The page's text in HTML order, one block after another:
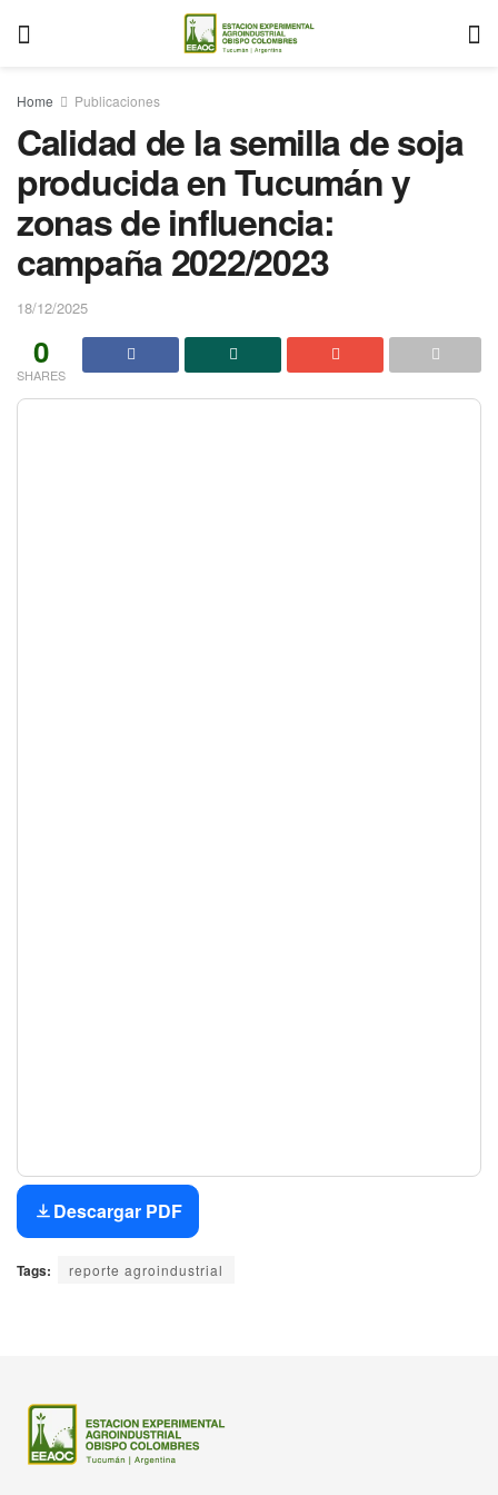
Home Publicaciones
Calidad de la semilla de soja
producida en Tucumán y
zonas de influencia:
campaña 2022/2023
18/12/2025
0
SHARES
Descargar PDF
Tags: reporte agroindustrial